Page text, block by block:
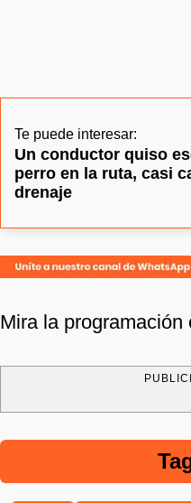
Te puede interesar:
Un conductor quiso
perro en la ruta, casi
drenaje
Mira la programación